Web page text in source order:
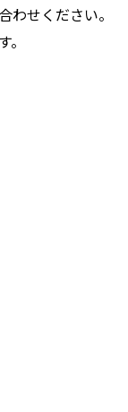
せください。